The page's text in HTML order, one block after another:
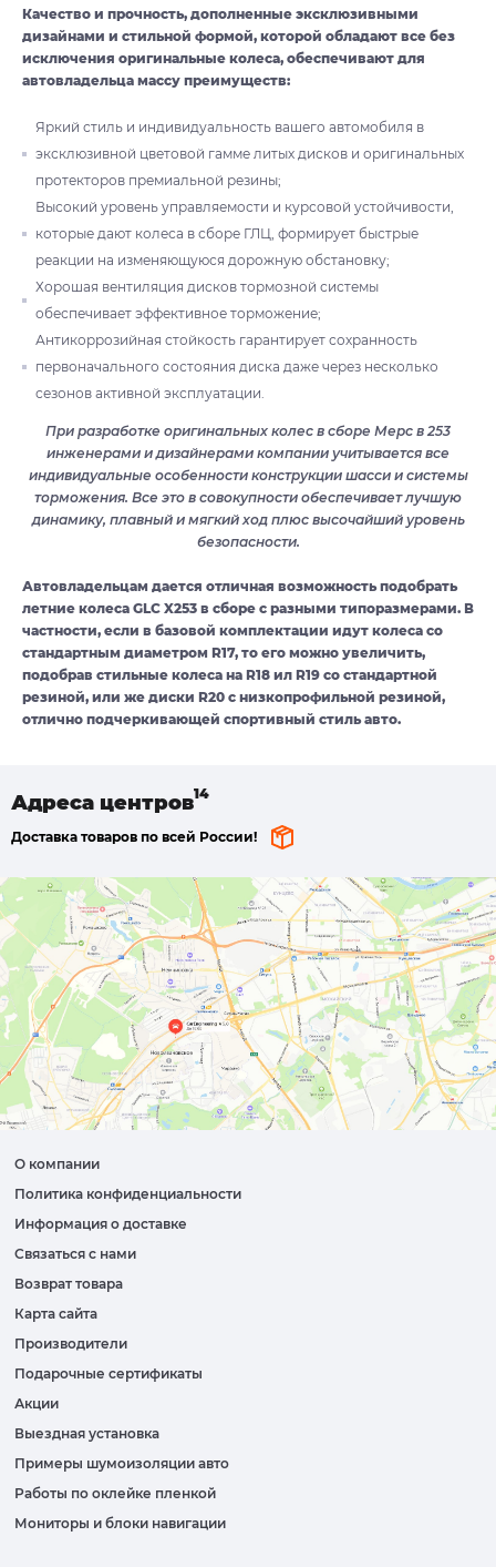
Качество и прочность, дополненные эксклюзивными
дизайнами и стильной формой, которой обладают все без
исключения оригинальные колеса, обеспечивают для
автовладельца массу преимуществ:
Яркий стиль и индивидуальность вашего автомобиля в
эксклюзивной цветовой гамме литых дисков и оригинальных
протекторов премиальной резины;
Высокий уровень управляемости и курсовой устойчивости,
которые дают колеса в сборе ГЛЦ, формирует быстрые
реакции на изменяющуюся дорожную обстановку;
Хорошая вентиляция дисков тормозной системы
обеспечивает эффективное торможение;
Антикоррозийная стойкость гарантирует сохранность
первоначального состояния диска даже через несколько
сезонов активной эксплуатации.
При разработке оригинальных колес в сборе Мерс в 253
инженерами и дизайнерами компании учитывается все
индивидуальные особенности конструкции шасси и системы
торможения. Все это в совокупности обеспечивает лучшую
динамику, плавный и мягкий ход плюс высочайший уровень
безопасности.
Автовладельцам дается отличная возможность подобрать
летние колеса GLC X253 в сборе с разными типоразмерами. В
частности, если в базовой комплектации идут колеса со
стандартным диаметром R17, то его можно увеличить,
подобрав стильные колеса на R18 ил R19 со стандартной
резиной, или же диски R20 с низкопрофильной резиной,
отлично подчеркивающей спортивный стиль авто.
Адреса центров
Доставка товаров по всей России!
О компании
Политика конфиденциальности
Информация о доставке
Связаться с нами
Возврат товара
Карта сайта
Производители
Подарочные сертификаты
Акции
Выездная установка
Примеры шумоизоляции авто
Работы по оклейке пленкой
Мониторы и блоки навигации